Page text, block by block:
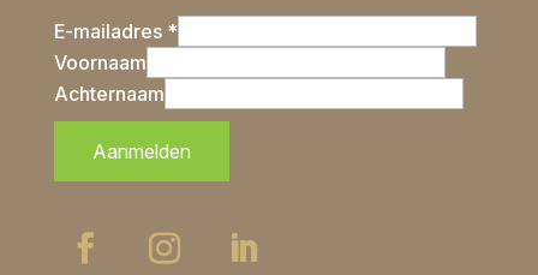
E-mailadres *
Voornaam
Achternaam